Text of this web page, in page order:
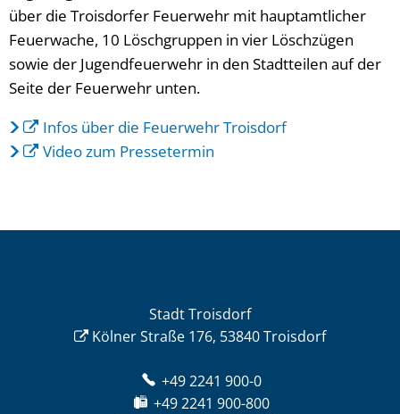
über die Troisdorfer Feuerwehr mit hauptamtlicher
Feuerwache, 10 Löschgruppen in vier Löschzügen
sowie der Jugendfeuerwehr in den Stadtteilen auf der
Seite der Feuerwehr unten.
Infos über die Feuerwehr Troisdorf
Video zum Pressetermin
Stadt Troisdorf
Kölner Straße 176, 53840 Troisdorf
+49 2241 900-0
+49 2241 900-800